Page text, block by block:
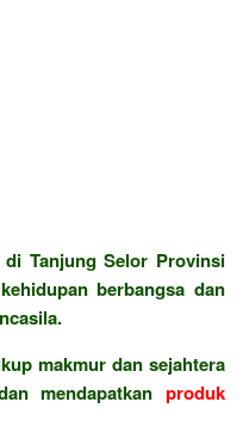
Tanjung Selor Provinsi
berbangsa dan
makmur dan sejahtera
mendapatkanproduk